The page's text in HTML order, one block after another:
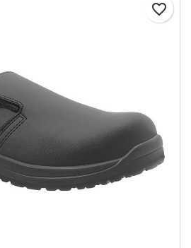
favorite_border